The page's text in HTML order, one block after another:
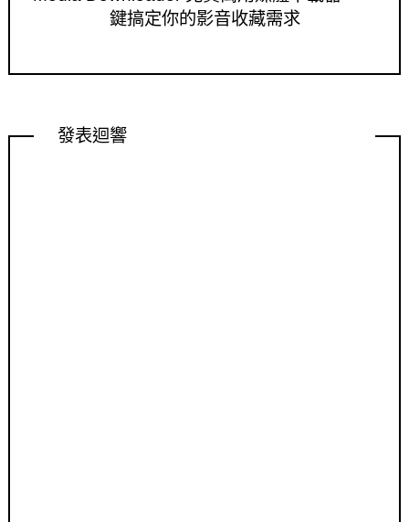
鍵搞定你的影音收藏需求
發表迴響